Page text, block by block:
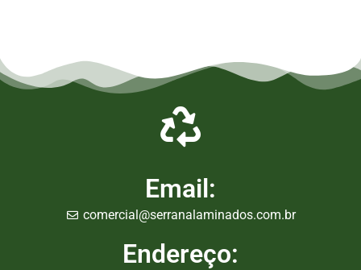
Email:
comercial@serranalaminados.com.br
Endereço: